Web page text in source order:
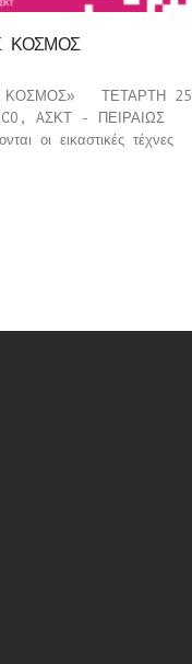
ΚΟΣΜΟΣ
ΚΟΣΜΟΣ» ΤΕΤΑΡΤΗ 25
AΣΚΤ - ΠΕΙΡΑΙΩΣ
οι εικαστικές τέχνες